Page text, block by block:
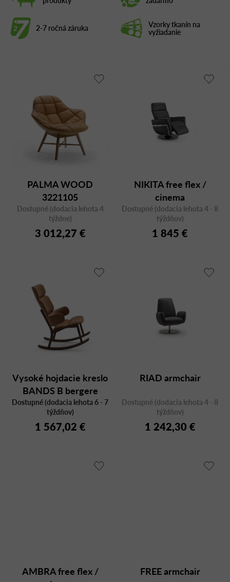
2-7 ročná záruka Vzorky tkanín na
vyžiadanie
PALMA WOOD
3221105
Dostupné (dodacia lehota 4
týždne)
3 012,27 €
NIKITA free flex /
cinema
Dostupné (dodacia lehota 4 - 8
týždňov)
1 845 €
Vysoké hojdacie kreslo
BANDS B bergere
Dostupné (dodacia lehota 6 - 7
týždňov)
1 567,02 €
RIAD armchair
Dostupné (dodacia lehota 4 - 8
týždňov)
1 242,30 €
AMBRA free flex /
FREE armchair